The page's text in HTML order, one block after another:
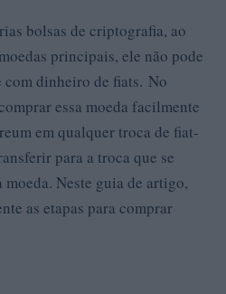
bolsas de criptografia, ao
principais, ele não pode
com dinheiro de fiats. No
essa moeda facilmente
em qualquer troca de fiat-
para a troca que se
Neste guia de artigo,
as etapas para comprar